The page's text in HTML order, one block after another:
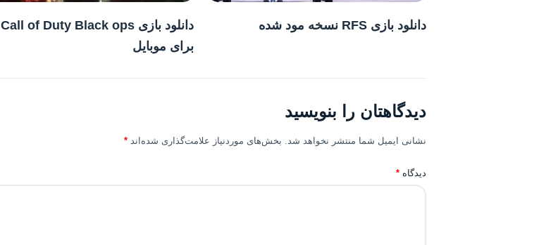
دانلود بازی RFS نسخه مود شده
دانلود بازی Call of Duty Black ops
برای موبایل
دیدگاهتان را بنویسید
نشانی ایمیل شما منتشر نخواهد شد. بخش‌های موردنیاز علامت‌گذاری شده‌اند *
دیدگاه *